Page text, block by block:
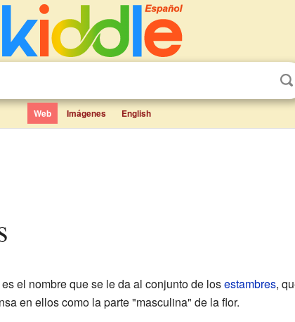
Web Imágenes English
el nombre que se le da al conjunto de losestambres,
en ellos como la parte "masculina" de la flor.